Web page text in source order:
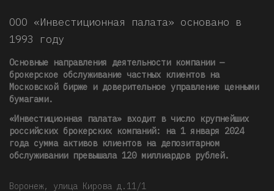
ООО «Инвестиционная палата» основано в
1993 году
Основные направления деятельности компании —
брокерское обслуживание частных клиентов на
Московской бирже и доверительное управление ценными
бумагами.
«Инвестиционная палата» входит в число крупнейших
российских брокерских компаний: на 1 января 2024
года сумма активов клиентов на депозитарном
обслуживании превышала 120 миллиардов рублей.
Воронеж, улица Кирова д.11/1